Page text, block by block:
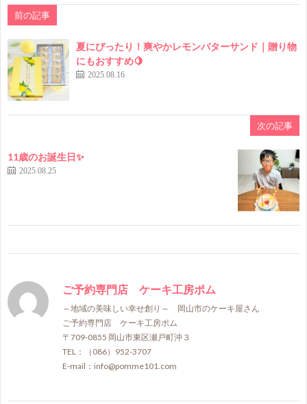
前の記事
夏にぴったり！爽やかレモンバターサンド｜贈り物
にもおすすめ🍋
2025.08.16
次の記事
11歳のお誕生日✨
2025.08.25
ご予約専門店 ケーキ工房ポム
～地域の美味しい幸せ創り～ 岡山市のケーキ屋さん
ご予約専門店 ケーキ工房ポム
〒709-0855 岡山市東区瀬戸町沖３
TEL：（086）952-3707
E-mail：info@pomme101.com